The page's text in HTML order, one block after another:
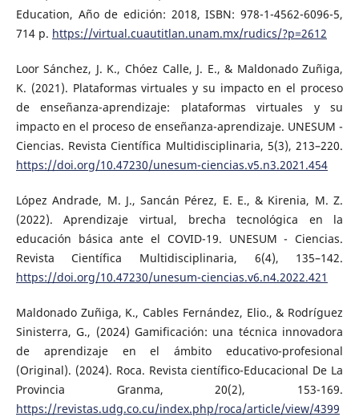
Education, Año de edición: 2018, ISBN: 978-1-4562-6096-5,
714 p. https://virtual.cuautitlan.unam.mx/rudics/?p=2612
Loor Sánchez, J. K., Chóez Calle, J. E., & Maldonado Zuñiga,
K. (2021). Plataformas virtuales y su impacto en el proceso
de enseñanza-aprendizaje: plataformas virtuales y su
impacto en el proceso de enseñanza-aprendizaje. UNESUM -
Ciencias. Revista Científica Multidisciplinaria, 5(3), 213–220.
https://doi.org/10.47230/unesum-ciencias.v5.n3.2021.454
López Andrade, M. J., Sancán Pérez, E. E., & Kirenia, M. Z.
(2022). Aprendizaje virtual, brecha tecnológica en la
educación básica ante el COVID-19. UNESUM - Ciencias.
Revista Científica Multidisciplinaria, 6(4), 135–142.
https://doi.org/10.47230/unesum-ciencias.v6.n4.2022.421
Maldonado Zuñiga, K., Cables Fernández, Elio., & Rodríguez
Sinisterra, G., (2024) Gamificación: una técnica innovadora
de aprendizaje en el ámbito educativo-profesional
(Original). (2024). Roca. Revista científico-Educacional De La
Provincia Granma, 20(2), 153-169.
https://revistas.udg.co.cu/index.php/roca/article/view/4399